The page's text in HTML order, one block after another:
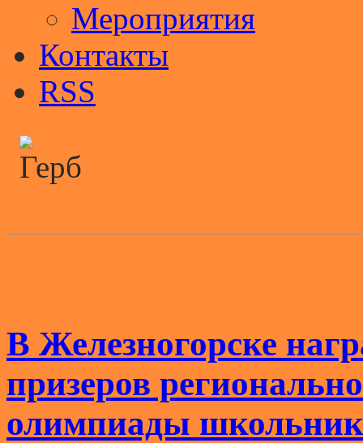
Мероприятия
Контакты
RSS
В Железногорске
призеров
олимпиады